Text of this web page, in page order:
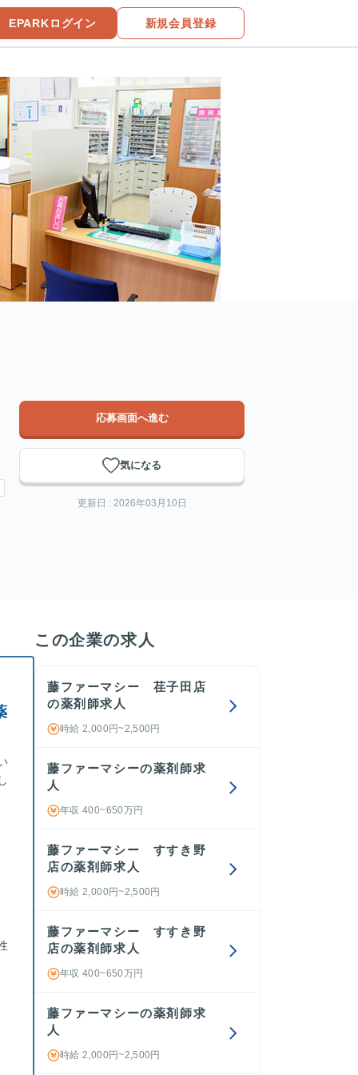
EPARKログイン 新規会員登録
応募画面へ進む
気になる
更新日 : 2026年03月10日
この企業の求人
藤ファーマシー 荏子田店
の薬剤師求人
時給 2,000円~2,500円
藤ファーマシーの薬剤師求
人
年収 400~650万円
藤ファーマシー すすき野
店の薬剤師求人
時給 2,000円~2,500円
藤ファーマシー すすき野
店の薬剤師求人
年収 400~650万円
藤ファーマシーの薬剤師求
人
時給 2,000円~2,500円